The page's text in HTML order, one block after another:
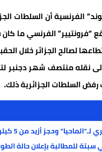
“فرونتيير” الفرنسي ما
لصالح الجزائر خلال
نقله منتصف شهر دجنبر
رفض السلطات الجزائرية ذلك.
أزيد من 5 كيلوغرامات من الشيرا بالداخلة
للمطالبة بإعلان حالة